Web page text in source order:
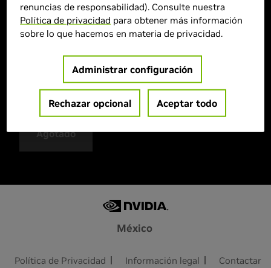
> GPU : GeForce RTX 4060 Ti
> Cantidad de memoria : 8 GB GDDR6
> Velocidad de frecuencia acelerada :
4352
> Sistema de refrigeración : Activo
> MPN : VCG4060T8TFXXPB1
Agotado
México
Política de Privacidad Información legal Contactar
renuncias de responsabilidad). Consulte nuestra
Política de privacidad para obtener más información
sobre lo que hacemos en materia de privacidad.
Administrar configuración
Rechazar opcional Aceptar todo